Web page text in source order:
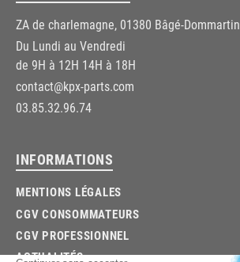
ZA de charlemagne, 01380 Bâgé-Dommartin
Du Lundi au Vendredi
de 9H à 12H 14H à 18H
contact@kpx-parts.com
03.85.32.96.74
INFORMATIONS
MENTIONS LÉGALES
CGV CONSOMMATEURS
CGV PROFESSIONNEL
ACTUALITÉS